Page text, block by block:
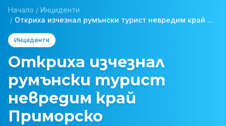
Начало / Инциденти
/ Откриха изчезнал румънски турист невредим край ...
Инциденти
Откриха изчезнал
румънски турист
невредим край
Приморско